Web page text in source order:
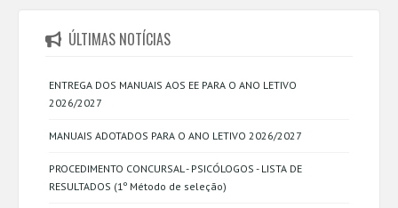
ÚLTIMAS NOTÍCIAS
ENTREGA DOS MANUAIS AOS EE PARA O ANO LETIVO
2026/2027
MANUAIS ADOTADOS PARA O ANO LETIVO 2026/2027
PROCEDIMENTO CONCURSAL - PSICÓLOGOS - LISTA DE
RESULTADOS (1º Método de seleção)